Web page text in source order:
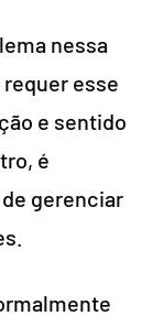
nessa
esse
e sentido
é
gerenciar